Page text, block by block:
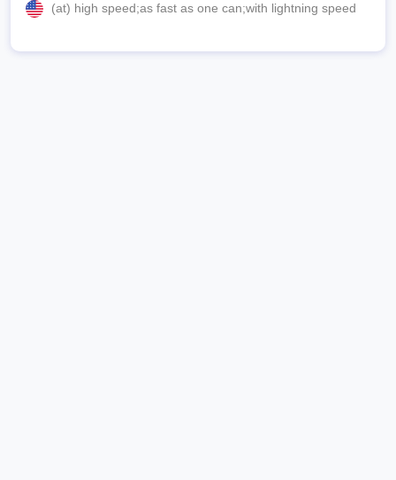
(at) high speed;as fast as one can;with lightning speed